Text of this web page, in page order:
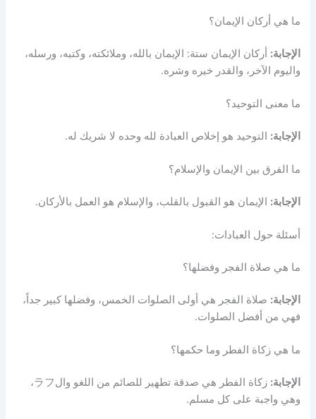
ما هي أركان الإيمان؟
الإجابة: أركان الإيمان ستة: الإيمان بالله، وملائكته، وكتبه، ورسله،
واليوم الآخر، والقدر خيره وشره.
ما معنى التوحيد؟
الإجابة: التوحيد هو إخلاص العبادة لله وحده لا شريك له.
ما الفرق بين الإيمان والإسلام؟
الإجابة: الإيمان هو القبول بالقلب، والإسلام هو العمل بالأركان.
أسئلة حول العبادات:
ما هي صلاة الفجر وفضلها؟
الإجابة: صلاة الفجر هي أولى الصلوات الخمس، وفضلها كبير جداً،
فهي من أفضل الصلوات.
ما هي زكاة الفطر وما حكمها؟
الإجابة:
زكاة الفطر هي صدقة تطهير للصائم من اللغو والラフ،
وهي واجبة على كل مسلم.